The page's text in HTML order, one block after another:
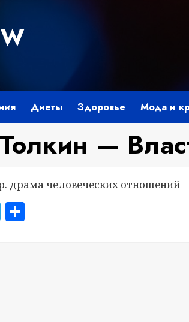
Диеты Здоровье Мода и
—
драма человеческих отношений
Telegram